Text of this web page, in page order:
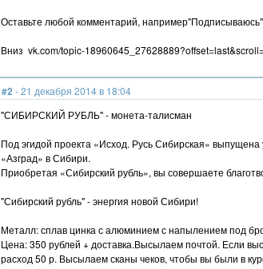
Оставьте любой комментарий,
Вниз vk.com/topic-
#2 - 21 декабря 2014 в 18:04
"СИБИРСКИЙ РУБЛЬ" - монета-талисман
Под эгидой проекта «Исход. Русь Сибирская»
«Азград» в Сибири.
Приобретая «Сибирский рубль», вы совершаете
"Сибирский рубль" - энергия новой Сибири!
Металл: сплав цинка с алюминием с напылением под
Цена: 350 рублей + доставка.Высылаем почтой. Если
расход 50 р. Высылаем сканы чеков, чтобы вы были в